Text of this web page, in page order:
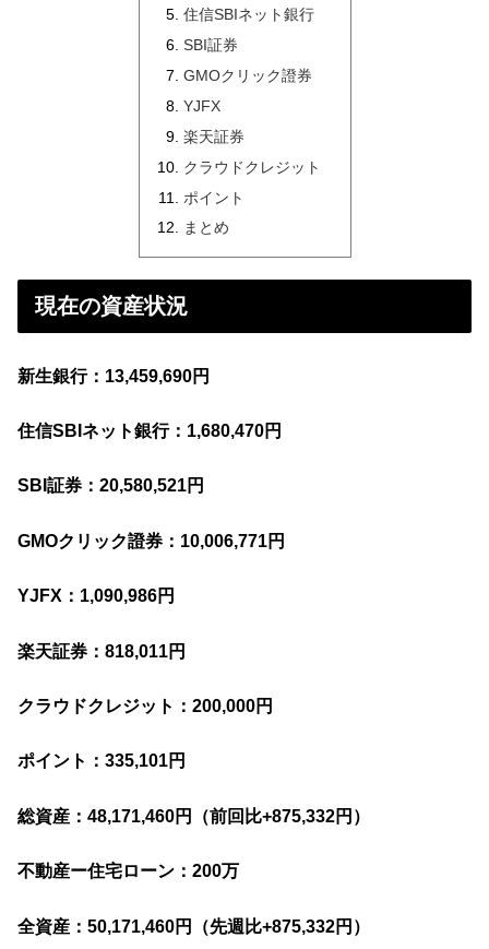
住信SBIネット銀行
SBI証券
GMOクリック證券
YJFX
楽天証券
クラウドクレジット
ポイント
まとめ
現在の資産状況
新生銀行：13,459,690円
住信SBIネット銀行：1,680,470円
SBI証券：20,580,521円
GMOクリック證券：10,006,771円
YJFX：1,090,986円
楽天証券：818,011円
クラウドクレジット：200,000円
ポイント：335,101円
総資産：48,171,460円 （前回 比+875,332円）
不動産ー住宅ローン：200万
全資産：50,171,460円（先週比+875,332円）